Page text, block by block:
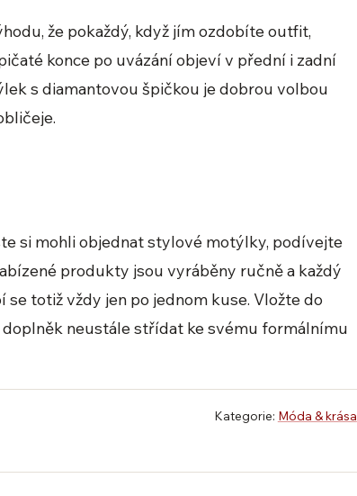
že pokaždý, když jím ozdobíte outfit,
konce po uvázání objeví v přední i zadní
s diamantovou špičkou je dobrou volbou
si mohli objednat stylové motýlky, podívejte
produkty jsou vyráběny ručně a každý
totiž vždy jen po jednom kuse. Vložte do
neustále střídat ke svému formálnímu
Kategorie: Móda & krása